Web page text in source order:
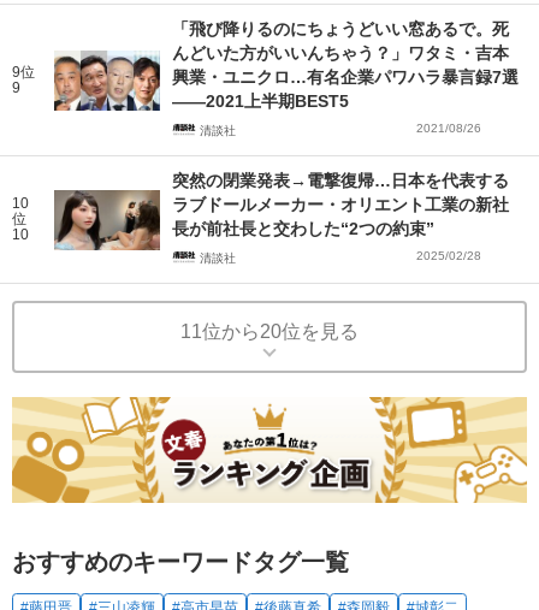
9位
9
「飛び降りるのにちょうどいい窓あるで。死
んどいた方がいいんちゃう？」ワタミ・吉本
興業・ユニクロ…有名企業パワハラ暴言録7選
――2021上半期BEST5
清談社 2021/08/26
10
位
10
突然の閉業発表→電撃復帰…日本を代表する
ラブドールメーカー・オリエント工業の新社
長が前社長と交わした“2つの約束”
清談社 2025/02/28
11位から20位を見る
おすすめのキーワードタグ一覧